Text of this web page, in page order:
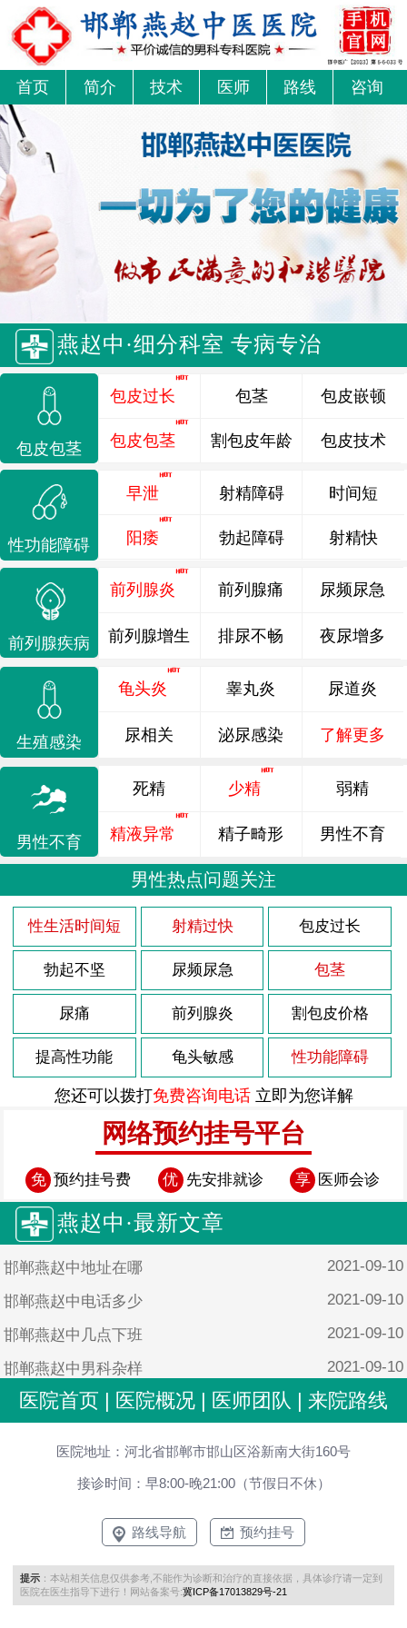
首页 简介 技术 医师 路线 咨询
燕赵中·细分科室 专病专治
包皮包茎
包皮过长
包皮包茎
包茎
割包皮年龄
包皮嵌顿
包皮技术
性功能障碍
早泄
阳痿
射精障碍
勃起障碍
时间短
射精快
前列腺疾病
前列腺炎 前列腺痛 尿频尿急
前列腺增生 排尿不畅 夜尿增多
生殖感染
龟头炎 睾丸炎 尿道炎
尿相关 泌尿感染 了解更多
男性不育
死精 少精 弱精
精液异常 精子畸形 男性不育
男性热点问题关注
性生活时间短 射精过快 包皮过长
勃起不坚 尿频尿急 包茎
尿痛 前列腺炎 割包皮价格
提高性功能 龟头敏感 性功能障碍
您还可以拨打免费咨询电话立即为您详解
网络预约挂号平台
免 预约挂号费 优 先安排就诊 享 医师会诊
燕赵中·最新文章
邯郸燕赵中地址在哪 2021-09-10
邯郸燕赵中电话多少 2021-09-10
邯郸燕赵中几点下班 2021-09-10
邯郸燕赵中男科杂样 2021-09-10
邯郸燕赵中男科靠谱吗 2021-09-10
医院首页 | 医院概况 | 医师团队 | 来院路线
医院地址：河北省邯郸市邯山区浴新南大街160号
接诊时间：早8:00-晚21:00（节假日不休）
路线导航 预约挂号
提示 ：本站相关信息仅供参考,不能作为诊断和治疗的直接依据，具体诊疗请一定到
医院在医生指导下进行！网站备案号:冀ICP备17013829号-21